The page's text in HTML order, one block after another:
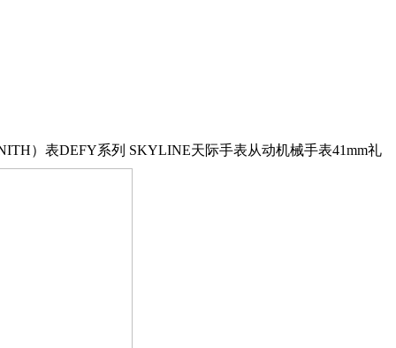
）表DEFY系列 SKYLINE天际手表从动机械手表41mm礼